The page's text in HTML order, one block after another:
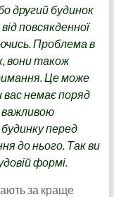
другий будинок
повсякденної
Проблема в
вони також
Це може
немає поряд
важливою
перед
до нього. Так ви
формі.
за краще